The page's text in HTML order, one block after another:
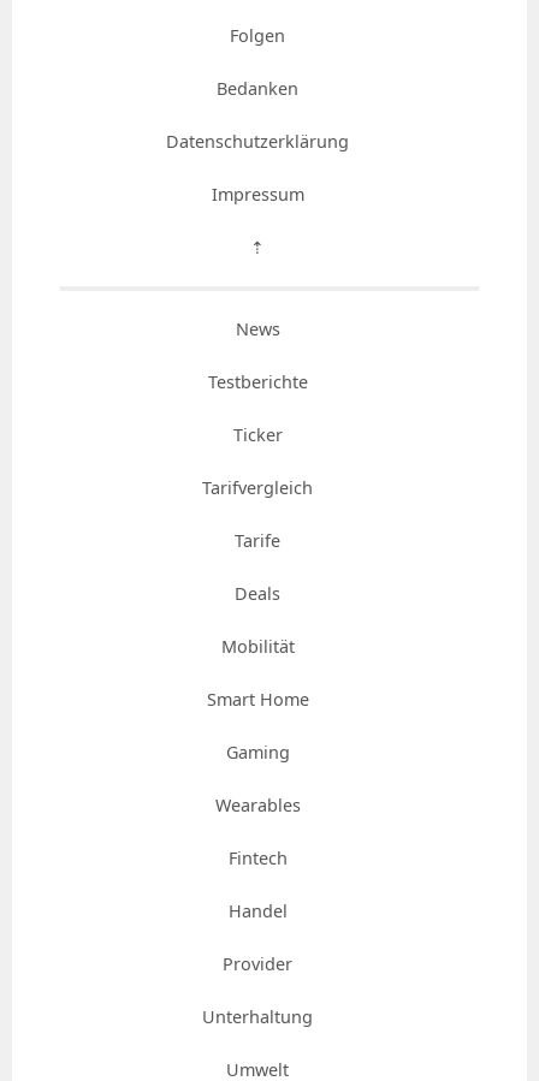
Folgen
Bedanken
Datenschutzerklärung
Impressum
⇡
News
Testberichte
Ticker
Tarifvergleich
Tarife
Deals
Mobilität
Smart Home
Gaming
Wearables
Fintech
Handel
Provider
Unterhaltung
Umwelt